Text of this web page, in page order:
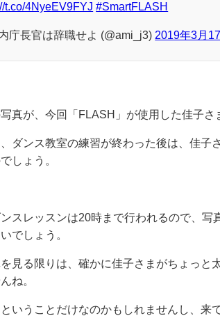
t.co/4NyeEV9FYJ #SmartFLASH
庁長官は辞職せよ (@ami_j3) 2019年3月
真が、今回「FLASH」が使用した佳子さ
ダンス教室の練習が終わった後は、佳子
しょう。
スレッスンは20時まで行われるので、
でしょう。
見る限りは、確かに佳子さまがちょっ
ね。
いうことだけなのかもしれませんし、来